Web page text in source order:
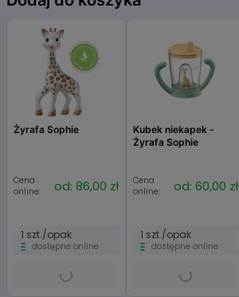
Żyrafa Sophie
Cena
online:
od: 86,00 zł
1 szt./opak
dostępne online
Kubek niekapek -
Żyrafa Sophie
Cena
online:
od: 60,00 zł
1 szt./opak
dostępne online